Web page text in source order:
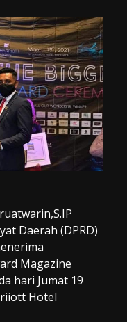
Daerah (DPRD)
Magazine
hari Jumat 19
Hotel